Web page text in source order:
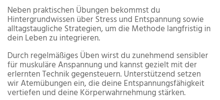
Neben praktischen Übungen bekommst du
Hintergrundwissen über Stress und Entspannung sowie
alltagstaugliche Strategien, um die Methode langfristig in
dein Leben zu integrieren.
Durch regelmäßiges Üben wirst du zunehmend sensibler
für muskuläre Anspannung und kannst gezielt mit der
erlernten Technik gegensteuern. Unterstützend setzen
wir Atemübungen ein, die deine Entspannungsfähigkeit
vertiefen und deine Körperwahrnehmung stärken.